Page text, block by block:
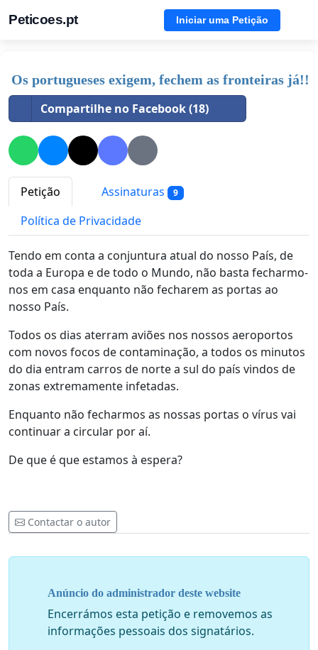
Peticoes.pt Iniciar uma Petição
Os portugueses exigem, fechem as fronteiras já!!
Compartilhe no Facebook (18)
Petição Assinaturas 9
Política de Privacidade
Tendo em conta a conjuntura atual do nosso País, de
toda a Europa e de todo o Mundo, não basta fecharmo-
nos em casa enquanto não fecharem as portas ao
nosso País.
Todos os dias aterram aviões nos nossos aeroportos
com novos focos de contaminação, a todos os minutos
do dia entram carros de norte a sul do país vindos de
zonas extremamente infetadas.
Enquanto não fecharmos as nossas portas o vírus vai
continuar a circular por aí.
De que é que estamos à espera?
Contactar o autor
Anúncio do administrador deste website
Encerrámos esta petição e removemos as
informações pessoais dos signatários.